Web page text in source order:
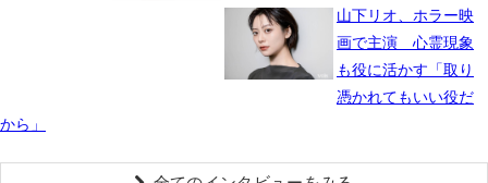
山下リオ、ホラー映
画で主演 心霊現象
も役に活かす「取り
憑かれてもいい役だ
から」